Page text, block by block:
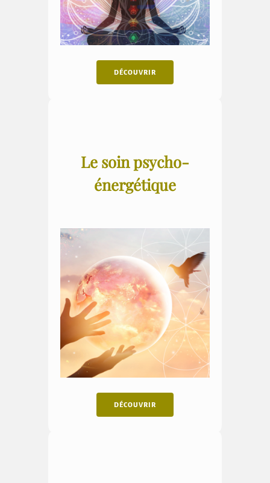
DÉCOUVRIR
Le soin psycho-
énergétique
DÉCOUVRIR